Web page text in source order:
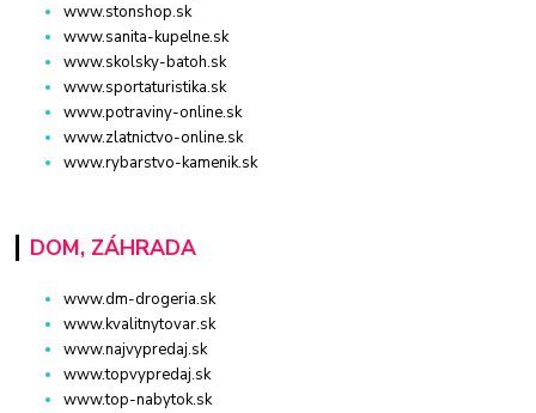
www.stonshop.sk
www.sanita-kupelne.sk
www.skolsky-batoh.sk
www.sportaturistika.sk
www.potraviny-online.sk
www.zlatnictvo-online.sk
www.rybarstvo-kamenik.sk
DOM, ZÁHRADA
www.dm-drogeria.sk
www.kvalitnytovar.sk
www.najvypredaj.sk
www.topvypredaj.sk
www.top-nabytok.sk